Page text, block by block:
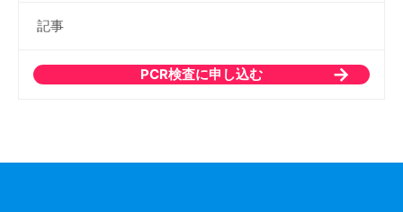
記事
PCR検査に申し込む